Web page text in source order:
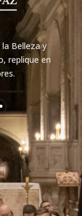
Belleza y
replique en